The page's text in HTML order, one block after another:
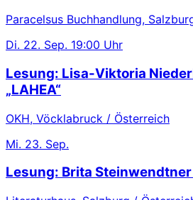
Paracelsus Buchhandlung,
Di. 22. Sep. 19:00 Uhr
Lesung: Lisa-Viktoria
„LAHEA“
OKH, Vöcklabruck / Österreich
Mi. 23. Sep.
Lesung: Brita Steinwendtner